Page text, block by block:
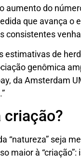
aumento do
que avança o
consistentes
estimativas de
genômica
da Amsterdam
criação?
“natureza” seja
maior à